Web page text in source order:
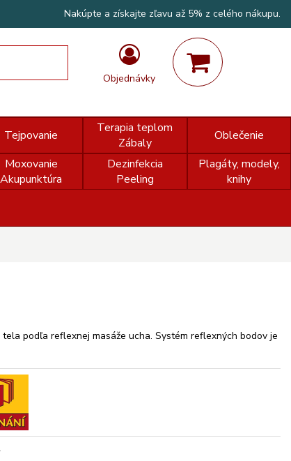
Nakúpte a získajte zľavu až 5% z celého nákupu.
Objednávky
Tejpovanie
Terapia teplom
Zábaly
Oblečenie
Moxovanie
Akupunktúra
Dezinfekcia
Peeling
Plagáty, modely,
knihy
podľa reflexnej masáže ucha. Systém reflexných bodov je